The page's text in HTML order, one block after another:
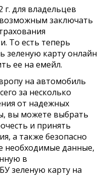
г. для владельцев
возможным заключать
То есть теперь
карту онлайн
ее на емейл.
на автомобиль
за несколько
от надежных
вы можете выбрать
и принять
а также безопасно
необходимые данные,
в
зеленую карту на